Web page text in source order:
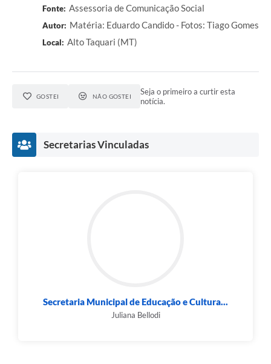
Fonte: Assessoria de Comunicação Social
Autor: Matéria: Eduardo Candido - Fotos: Tiago Gomes
Local: Alto Taquari (MT)
GOSTEI NÃO GOSTEI
Seja o primeiro a curtir esta
notícia.
Secretarias Vinculadas
Secretaria Municipal de Educação e Cultura...
Juliana Bellodi